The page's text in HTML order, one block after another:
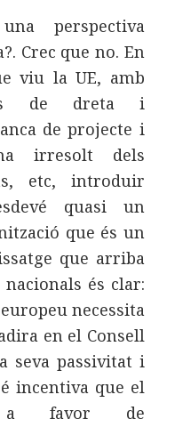
perspectiva
Crec que no. En
viu la UE, amb
de dreta i
de projecte i
irresolt dels
etc, introduir
quasi un
que és un
que arriba
és clar:
necessita
en el Consell
seva passivitat i
incentiva que el
a favor de